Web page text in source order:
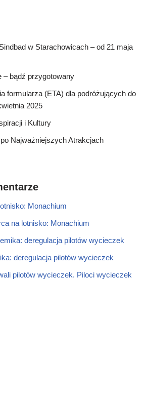
w Starachowicach – od 21 maja
– bądź przygotowany
formularza (ETA) dla podróżujących do
2025
i Kultury
Najważniejszych Atrakcjach
Monachium
na lotnisko: Monachium
deregulacja pilotów wycieczek
deregulacja pilotów wycieczek
pilotów wycieczek. Piloci wycieczek